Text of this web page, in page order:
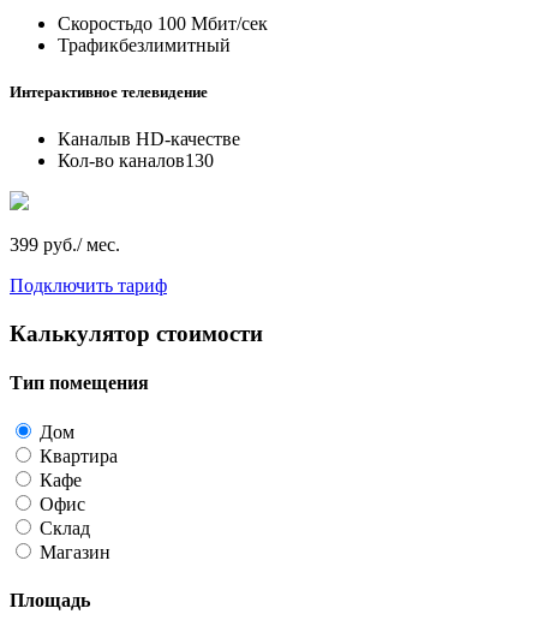
Скоростьдо 100 Мбит/сек
Трафикбезлимитный
Интерактивное телевидение
Каналыв HD-качестве
Кол-во каналов130
399 руб./ мес.
Подключить тариф
Калькулятор стоимости
Тип помещения
Дом
Квартира
Кафе
Офис
Склад
Магазин
Площадь